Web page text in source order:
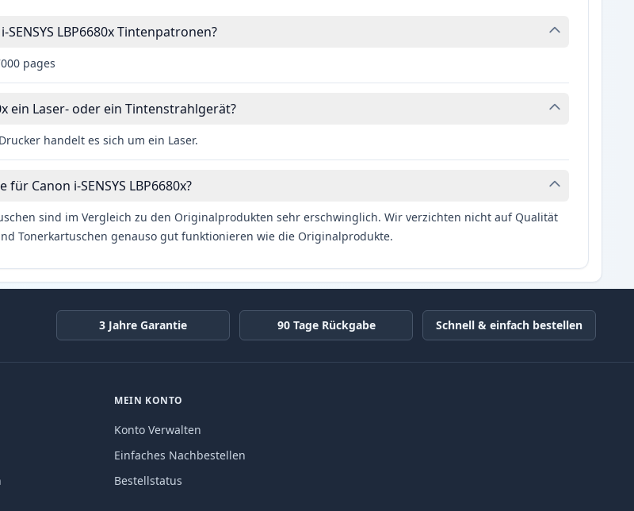
LBP6680x Tintenpatronen?
pages
ein Laser- oder ein Tintenstrahlgerät?
handelt es sich um ein Laser.
Canon i-SENSYS LBP6680x?
sind im Vergleich zu den Originalprodukten sehr erschwinglich. Wir verzichten nicht auf Qualität
Tonerkartuschen genauso gut funktionieren wie die Originalprodukte.
3 Jahre Garantie 90 Tage Rückgabe Schnell & einfach bestellen
MEIN KONTO
Konto Verwalten
Einfaches Nachbestellen
Bestellstatus